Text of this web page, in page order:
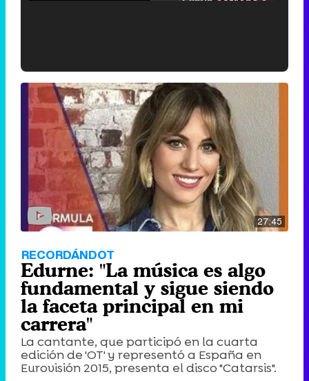
'120 Minutos' celebra sus 2.000 programas en Telemadrid con un vídeo del día a día en la redacción
27:45
RECORDÁNDOT
Edurne: "La música es algo
fundamental y sigue siendo
la faceta principal en mi
carrera"
La cantante, que participó en la cuarta
edición de 'OT' y representó a España en
Eurovisión 2015, presenta el disco "Catarsis".